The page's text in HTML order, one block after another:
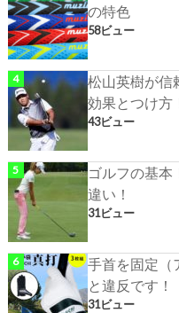
の特色
58ビュー
松山英樹が信
効果とつけ方
43ビュー
ゴルフの基本
違い！
31ビュー
手首を固定（
と違反です！
31ビュー